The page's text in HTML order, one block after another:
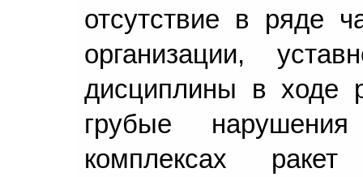
отсутствие в ряде
организации,
дисциплины в ходе
грубые
комплексах